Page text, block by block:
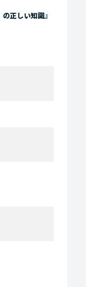
正しい知識』